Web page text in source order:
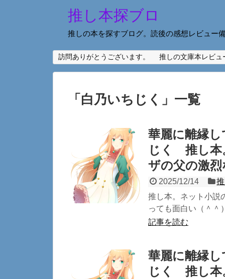
推し本探ブロ
推しの本を探すブログ。読後の感想レビュー
訪問ありがとうございます。 推しの文庫本レビュ
「 白乃いちじく 」 一覧
華麗に離縁
じく 推し本
ザの父の激
2025/12/14
推し本。ネット小説
っても面白い（＾＾
記事を読む
華麗に離縁
じく 推し本